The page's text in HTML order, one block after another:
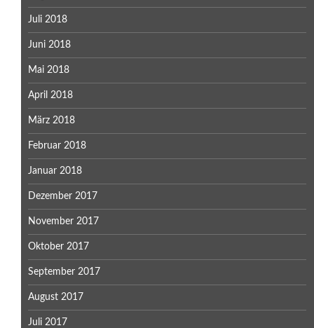
Juli 2018
Juni 2018
Mai 2018
April 2018
März 2018
Februar 2018
Januar 2018
Dezember 2017
November 2017
Oktober 2017
September 2017
August 2017
Juli 2017